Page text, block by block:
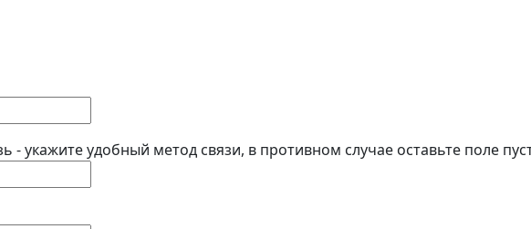
- укажите удобный метод связи, в противном случае оставьте поле